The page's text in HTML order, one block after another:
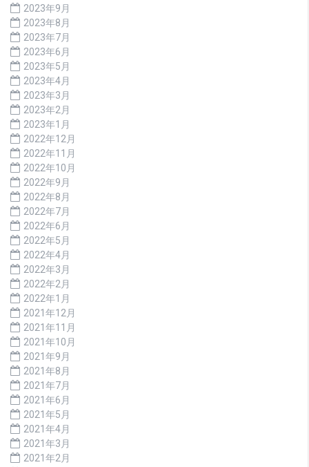
2023年9月
2023年8月
2023年7月
2023年6月
2023年5月
2023年4月
2023年3月
2023年2月
2023年1月
2022年12月
2022年11月
2022年10月
2022年9月
2022年8月
2022年7月
2022年6月
2022年5月
2022年4月
2022年3月
2022年2月
2022年1月
2021年12月
2021年11月
2021年10月
2021年9月
2021年8月
2021年7月
2021年6月
2021年5月
2021年4月
2021年3月
2021年2月